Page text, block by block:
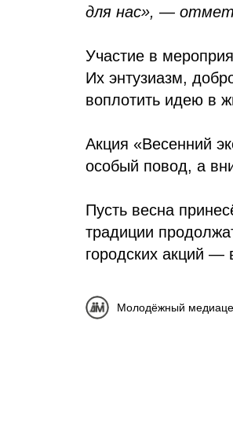
для нас», —
Участие в
Их энтузиазм,
воплотить идею в
Акция «Весенний
особый повод, а
Пусть весна
традиции
городских акций
Молодёжный